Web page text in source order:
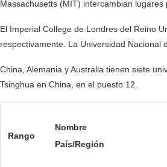
Massachusetts (MIT) intercambian
El Imperial College de Londres del Reino
respectivamente. La Universidad Nacional
China, Alemania y Australia tienen siete
Tsinghua en China, en el puesto 12.
Rango
Nombre
País/Región